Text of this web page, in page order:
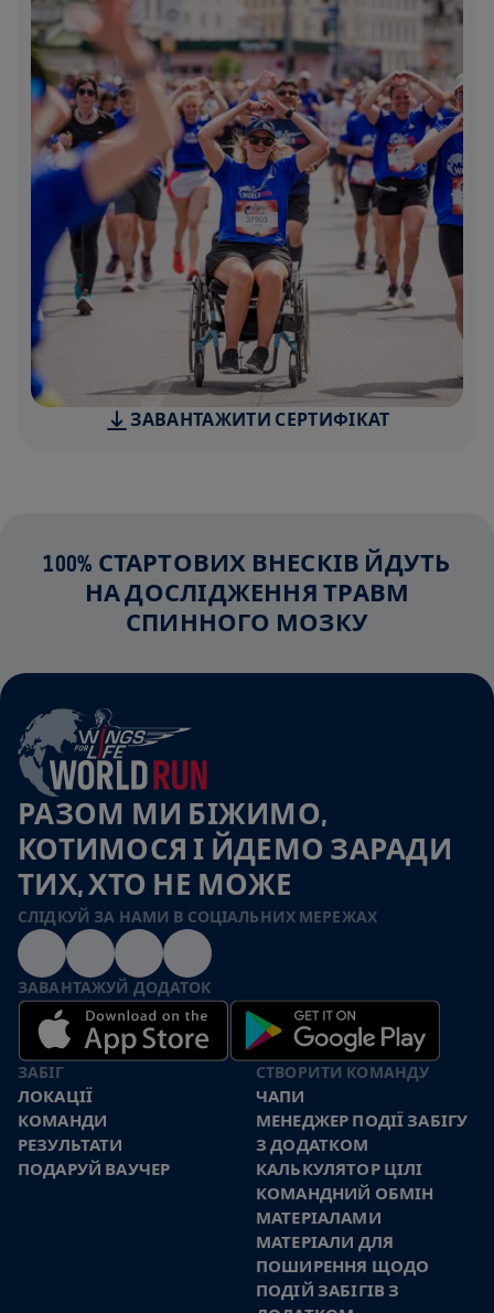
ЗАВАНТАЖИТИ СЕРТИФІКАТ
100% СТАРТОВИХ ВНЕСКІВ ЙДУТЬ
НА ДОСЛІДЖЕННЯ ТРАВМ
СПИННОГО МОЗКУ
РАЗОМ МИ БІЖИМО,
КОТИМОСЯ І ЙДЕМО ЗАРАДИ
ТИХ, ХТО НЕ МОЖЕ
СЛІДКУЙ ЗА НАМИ В СОЦІАЛЬНИХ МЕРЕЖАХ
ЗАВАНТАЖУЙ ДОДАТОК
ЗАБІГ
ЛОКАЦІЇ
КОМАНДИ
РЕЗУЛЬТАТИ
ПОДАРУЙ ВАУЧЕР
СТВОРИТИ КОМАНДУ
ЧАПИ
МЕНЕДЖЕР ПОДІЇ ЗАБІГУ
З ДОДАТКОМ
КАЛЬКУЛЯТОР ЦІЛІ
КОМАНДНИЙ ОБМІН
МАТЕРІАЛАМИ
МАТЕРІАЛИ ДЛЯ
ПОШИРЕННЯ ЩОДО
ПОДІЙ ЗАБІГІВ З